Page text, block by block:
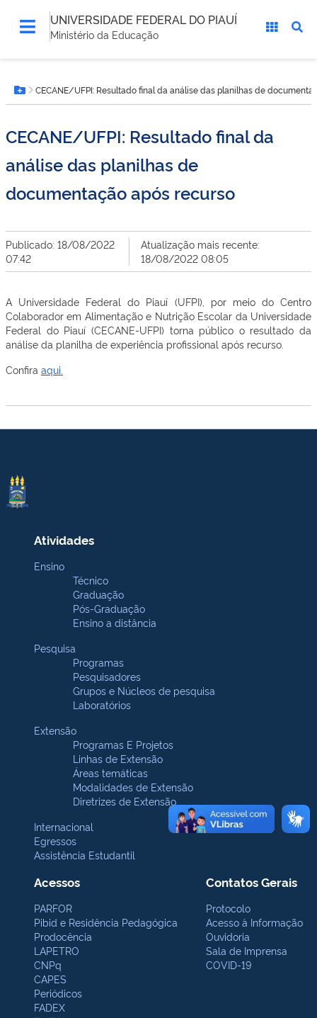
UNIVERSIDADE FEDERAL DO PIAUÍ
Ministério da Educação
está
aqui:Botão Menu
CECANE/UFPI: Resultado final da análise das planilhas de
CECANE/UFPI: Resultado final da
análise das planilhas de
documentação após recurso
Publicado: 18/08/2022
07:42
Atualização mais recente:
18/08/2022 08:05
A Universidade Federal do Piauí (UFPI), por meio do Centro
Colaborador em Alimentação e Nutrição Escolar da Universidade
Federal do Piauí (CECANE-UFPI) torna público o resultado da
análise da planilha de experiência profissional após recurso.
Confira aqui.
Atividades
Ensino
Técnico
Graduação
Pós-Graduação
Ensino a distância
Pesquisa
Programas
Pesquisadores
Grupos e Núcleos de pesquisa
Laboratórios
Extensão
Programas E Projetos
Linhas de Extensão
Áreas temáticas
Modalidades de Extensão
Diretrizes de Extensão
Internacional
Egressos
Assistência Estudantil
Acessos
PARFOR
Pibid e Residência Pedagógica
Prodocência
LAPETRO
CNPq
CAPES
Periódicos
FADEX
Contatos Gerais
Protocolo
Acesso à Informação
Ouvidoria
Sala de Imprensa
COVID-19